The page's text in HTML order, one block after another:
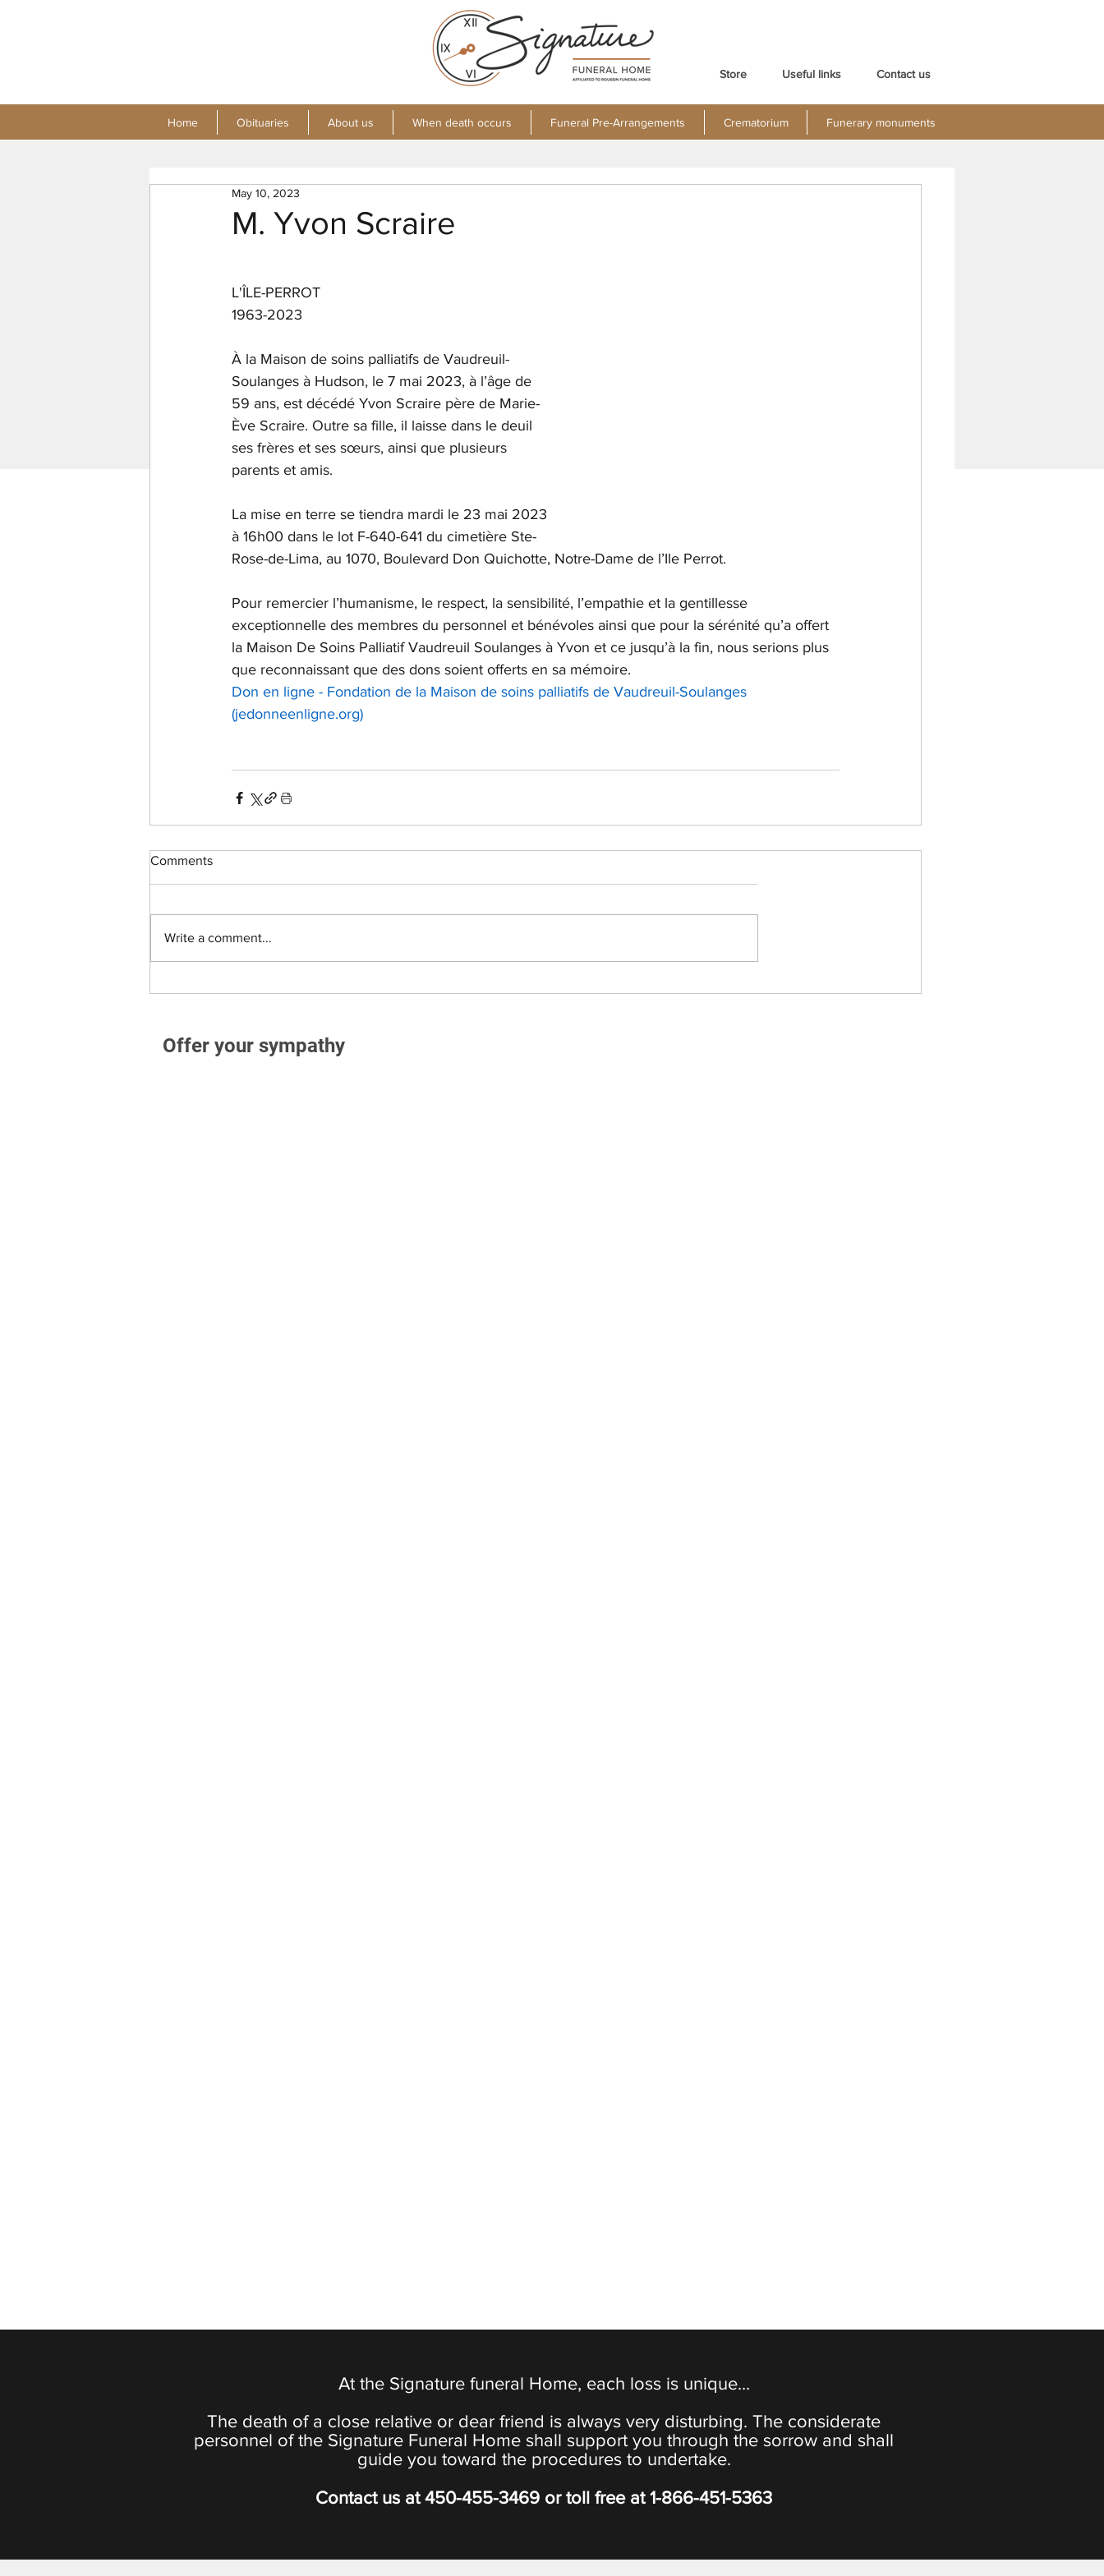
Store Useful links Contact us
Home Obituaries About us When death occurs Funeral Pre-Arrangements Crematorium Funerary monuments
M. Yvon Scraire
May 10, 2023
L'ÎLE-PERROT
1963-2023
À la Maison de soins palliatifs de Vaudreuil-
Soulanges à Hudson, le 7 mai 2023, à l’âge de
59 ans, est décédé Yvon Scraire père de Marie-
Ève Scraire. Outre sa fille, il laisse dans le deuil
ses frères et ses sœurs, ainsi que plusieurs
parents et amis.
La mise en terre se tiendra mardi le 23 mai 2023
à 16h00 dans le lot F-640-641 du cimetière Ste-
Rose-de-Lima, au 1070, Boulevard Don Quichotte, Notre-Dame de l’Ile Perrot.
Pour remercier l’humanisme, le respect, la sensibilité, l’empathie et la gentillesse
exceptionnelle des membres du personnel et bénévoles ainsi que pour la sérénité qu’a offert
la Maison De Soins Palliatif Vaudreuil Soulanges à Yvon et ce jusqu’à la fin, nous serions plus
que reconnaissant que des dons soient offerts en sa mémoire.
Don en ligne - Fondation de la Maison de soins palliatifs de Vaudreuil-Soulanges
(jedonneenligne.org)
Comments
Write a comment...
Offer your sympathy
At the Signature funeral Home, each loss is unique…
The death of a close relative or dear friend is always very disturbing. The considerate
personnel of the Signature Funeral Home shall support you through the sorrow and shall
guide you toward the procedures to undertake.
Contact us at 450-455-3469 or toll free at 1-866-451-5363